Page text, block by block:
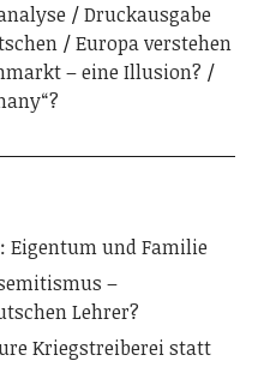
Druckausgabe
Europa verstehen
– eine Illusion?
Eigentum und Familie
–
Lehrer?
Kriegstreiberei statt